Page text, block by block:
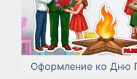
Оформление ко Дню